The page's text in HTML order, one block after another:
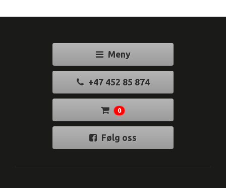
Meny
+47 452 85 874
0
Følg oss